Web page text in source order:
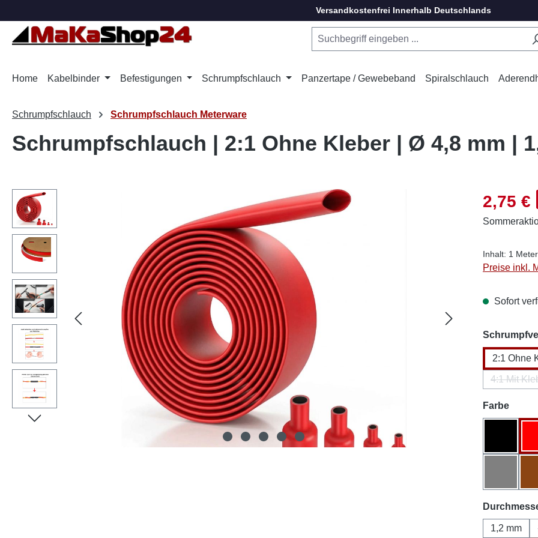
Versandkostenfrei Innerhalb Deutschlands
Home Kabelbinder Befestigungen Schrumpfschlauch Panzertape / Gewebeband Spiralschlauch
Schrumpfschlauch Schrumpfschlauch Meterware
Schrumpfschlauch | 2:1 Ohne Kleber | Ø 4,8 mm |
Bildergalerie überspringen 2,75 €
Inhalt: 1 Meter
Preise inkl.
Sofort
2:1 Ohne
4:1 Mit
Farbe
1,2 mm